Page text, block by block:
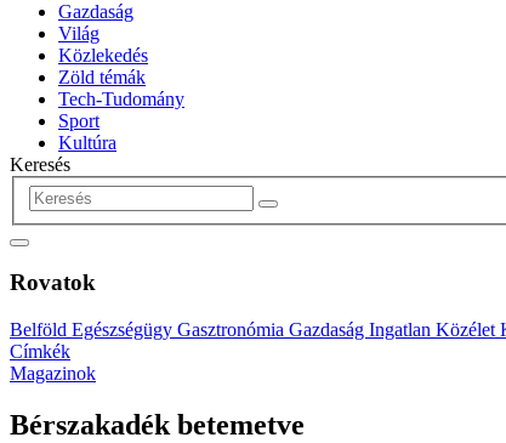
Gazdaság
Világ
Közlekedés
Zöld témák
Tech-Tudomány
Sport
Kultúra
Keresés
Rovatok
Belföld Egészségügy Gasztronómia Gazdaság Ingatlan Közélet
Címkék
Magazinok
Bérszakadék betemetve